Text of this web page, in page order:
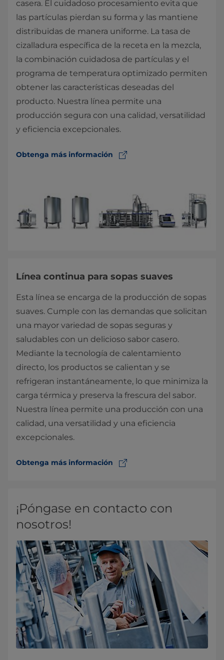
casera. El cuidadoso procesamiento evita que
las partículas pierdan su forma y las mantiene
distribuidas de manera uniforme. La tasa de
cizalladura específica de la receta en la mezcla,
la combinación cuidadosa de partículas y el
programa de temperatura optimizado permiten
obtener las características deseadas del
producto. Nuestra línea permite una
producción segura con una calidad, versatilidad
y eficiencia excepcionales.​
Obtenga más información
Línea continua para sopas suaves
Esta línea se encarga de la producción de sopas
suaves. Cumple con las demandas que solicitan
una mayor variedad de sopas seguras y
saludables con un delicioso sabor casero.
Mediante la tecnología de calentamiento
directo, los productos se calientan y se
refrigeran instantáneamente, lo que minimiza la
carga térmica y preserva la frescura del sabor.
Nuestra línea permite una producción con una
calidad, una versatilidad y una eficiencia
excepcionales.
Obtenga más información
¡Póngase en contacto con
nosotros!